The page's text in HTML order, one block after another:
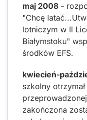
maj 2008 -
"Chcę
lotniczym w II
Białymstoku"
środków EFS.
kwiecień-
szkolny
zakończona